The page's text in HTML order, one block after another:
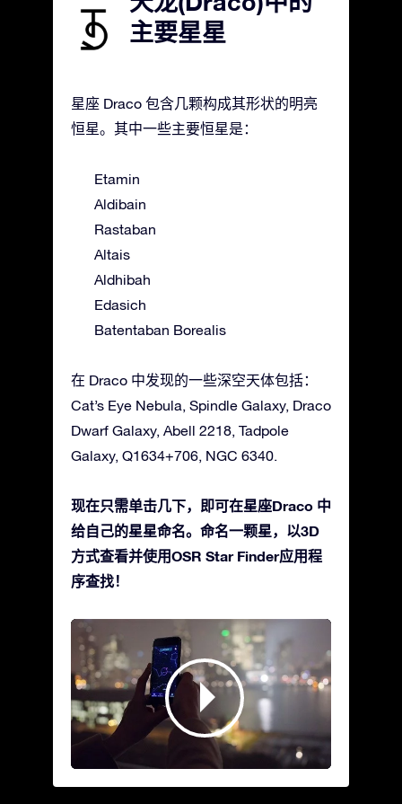
主要星星
星座 Draco 包含几颗构成其形状的明亮
恒星。其中一些主要恒星是：
Etamin
Aldibain
Rastaban
Altais
Aldhibah
Edasich
Batentaban Borealis
在 Draco 中发现的一些深空天体包括：
Cat’s Eye Nebula, Spindle Galaxy, Draco
Dwarf Galaxy, Abell 2218, Tadpole
Galaxy, Q1634+706, NGC 6340.
现在只需单击几下，即可在星座Draco 中
给自己的星星命名。命名一颗星，以3D
方式查看并使用OSR Star Finder应用程
序查找！